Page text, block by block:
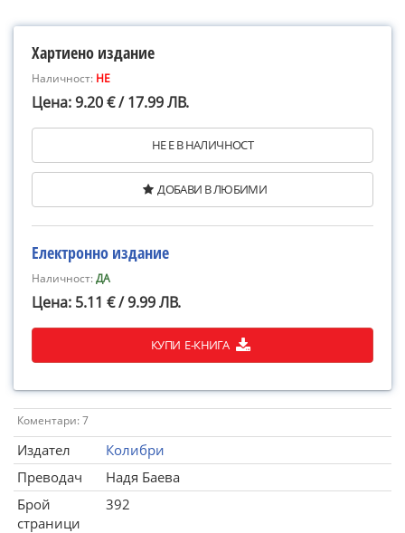
Хартиено издание
Наличност: НЕ
Цена: 9.20 € / 17.99 ЛВ.
НЕ Е В НАЛИЧНОСТ
ДОБАВИ В ЛЮБИМИ
Електронно издание
Наличност:ДА
Цена: 5.11 € / 9.99 ЛВ.
КУПИ Е-КНИГА
Коментари: 7
Издател
Колибри
Преводач
Надя Баева
Брой
страници
392